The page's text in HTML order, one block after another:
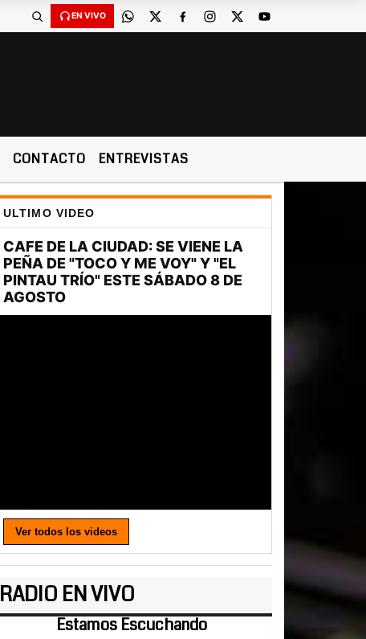
EN VIVO
CONTACTO ENTREVISTAS
ULTIMO VIDEO
Ver todos los videos
RADIO EN VIVO
Estamos Escuchando